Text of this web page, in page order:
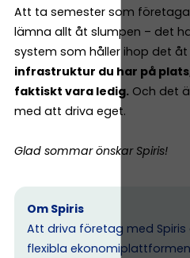
Att ta semester som
lämna allt åt slumpen – det
system som håller ihop det åt
infrastruktur du har på
faktiskt vara ledig. Och det
med att driva eget.
Glad sommar önskar Spiris!
Om Spiris
Att driva företag med Spiris
flexibla